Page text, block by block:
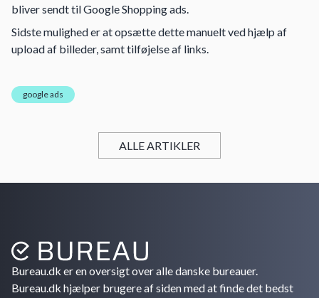
bliver sendt til Google Shopping ads.
Sidste mulighed er at opsætte dette manuelt ved hjælp af
upload af billeder, samt tilføjelse af links.
google ads
ALLE ARTIKLER
Bureau.dk er en oversigt over alle danske bureauer.
Bureau.dk hjælper brugere af siden med at finde det bedst